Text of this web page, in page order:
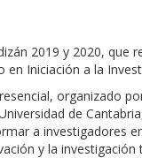
2019 y 2020, que
Iniciación a la
organizado
de
a inves­tigadores
y la inves­tigación